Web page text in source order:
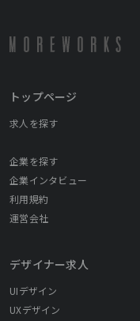
トップページ
求人を探す
企業を探す
企業インタビュー
利用規約
運営会社
デザイナー求人
UIデザイン
UXデザイン